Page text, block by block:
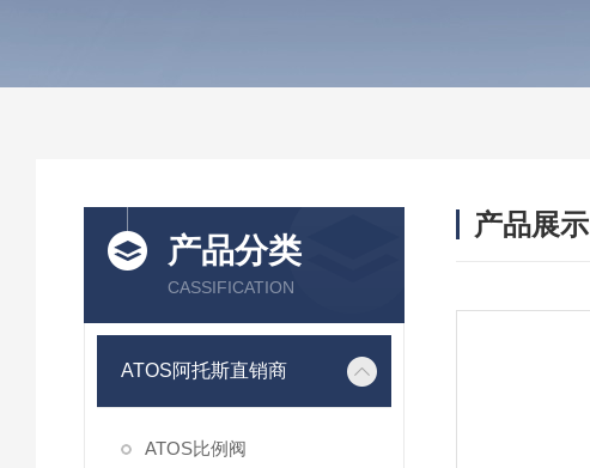
产品分类
CASSIFICATION
ATOS阿托斯直销商
ATOS比例阀
产品展示